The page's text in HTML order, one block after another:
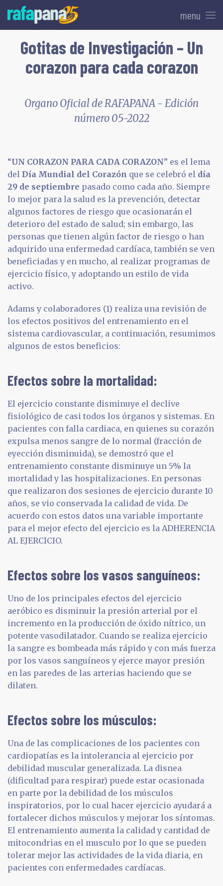
menu
Gotitas de Investigación – Un
corazon para cada corazon
Organo Oficial de RAFAPANA - Edición
número 05-2022
“UN CORAZON PARA CADA CORAZON” es el lema
del Día Mundial del Corazón que se celebró el día
29 de septiembre pasado como cada año. Siempre
lo mejor para la salud es la prevención, detectar
algunos factores de riesgo que ocasionarán el
deterioro del estado de salud; sin embargo, las
personas que tienen algún factor de riesgo o han
adquirido una enfermedad cardíaca, también se ven
beneficiadas y en mucho, al realizar programas de
ejercicio físico, y adoptando un estilo de vida
activo.
Adams y colaboradores (1) realiza una revisión de
los efectos positivos del entrenamiento en el
sistema cardiovascular, a continuación, resumimos
algunos de estos beneficios:
Efectos sobre la mortalidad:
El ejercicio constante disminuye el declive
fisiológico de casi todos los órganos y sistemas. En
pacientes con falla cardiaca, en quienes su corazón
expulsa menos sangre de lo normal (fracción de
eyección disminuida), se demostró que el
entrenamiento constante disminuye un 5% la
mortalidad y las hospitalizaciones. En personas
que realizaron dos sesiones de ejercicio durante 10
años, se vio conservada la calidad de vida. De
acuerdo con estos datos una variable importante
para el mejor efecto del ejercicio es la ADHERENCIA
AL EJERCICIO.
Efectos sobre los vasos sanguíneos:
Uno de los principales efectos del ejercicio
aeróbico es disminuir la presión arterial por el
incremento en la producción de óxido nítrico, un
potente vasodilatador. Cuando se realiza ejercicio
la sangre es bombeada más rápido y con más fuerza
por los vasos sanguíneos y ejerce mayor presión
en las paredes de las arterias haciendo que se
dilaten.
Efectos sobre los músculos:
Una de las complicaciones de los pacientes con
cardiopatías es la intolerancia al ejercicio por
debilidad muscular generalizada. La disnea
(dificultad para respirar) puede estar ocasionada
en parte por la debilidad de los músculos
inspiratorios, por lo cual hacer ejercicio ayudará a
fortalecer dichos músculos y mejorar los síntomas.
El entrenamiento aumenta la calidad y cantidad de
mitocondrias en el musculo por lo que se pueden
tolerar mejor las actividades de la vida diaria, en
pacientes con enfermedades cardíacas.